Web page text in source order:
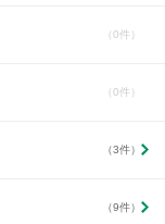
（0件）
（0件）
（3件）
（9件）